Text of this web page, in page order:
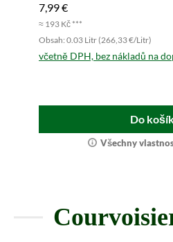
7,99 €
≈ 193 Kč ***
Obsah: 0.03 Litr (266,33 €/Litr)
včetně DPH, bez nákladů na
Do
Všechny